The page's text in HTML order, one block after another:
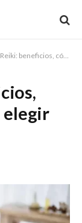
cómo funciona y cómo elegir terapeuta
elegir